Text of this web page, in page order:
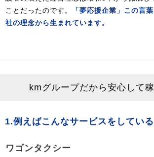
ことだったのです。
「夢応援企業」この言
社の理念から生まれています。
kmグループだから安心して稼
1.例えばこんなサービスをしている
ワゴンタクシー